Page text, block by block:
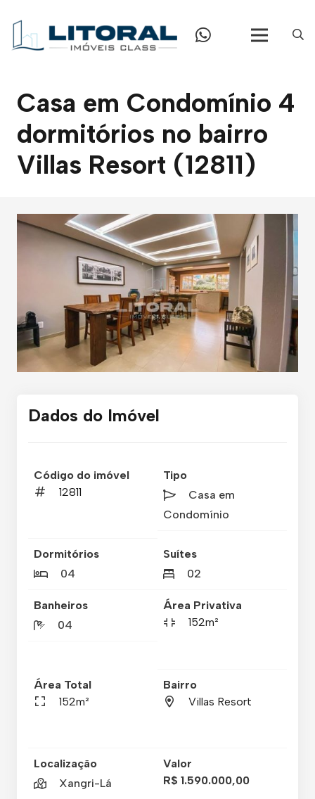
Casa em Condomínio 4
dormitórios no bairro
Villas Resort (12811)
Dados do Imóvel
Código do imóvel
12811
Tipo
Casa em
Condomínio
Dormitórios
04
Suítes
02
Banheiros
04
Área Privativa
152m²
Área Total
152m²
Bairro
Villas Resort
Localização
Xangri-Lá
Valor
R$ 1.590.000,00